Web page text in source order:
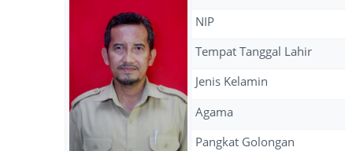
NIP
Tempat Tanggal Lahir
Jenis Kelamin
Agama
Pangkat Golongan